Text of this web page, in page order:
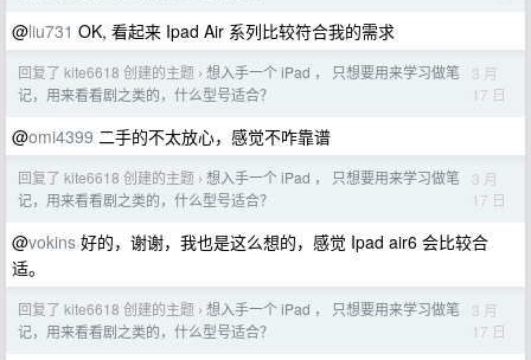
@liu731 OK, 看起来 Ipad Air 系列比较符合我的需求
回复了 kite6618 创建的主题 › 想入手一个 iPad ， 只想要用来学习做笔
记，用来看看剧之类的，什么型号适合？
3 月
17 日
@omi4399 二手的不太放心，感觉不咋靠谱
回复了 kite6618 创建的主题 › 想入手一个 iPad ， 只想要用来学习做笔
记，用来看看剧之类的，什么型号适合？
3 月
17 日
@vokins 好的，谢谢，我也是这么想的，感觉 Ipad air6 会比较合
适。
回复了 kite6618 创建的主题 › 想入手一个 iPad ， 只想要用来学习做笔
记，用来看看剧之类的，什么型号适合？
3 月
17 日